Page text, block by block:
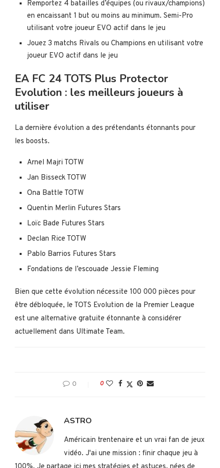
Remportez 4 batailles d’équipes (ou rivaux/champions)
en encaissant 1 but ou moins au minimum. Semi-Pro
utilisant votre joueur EVO actif dans le jeu
Jouez 3 matchs Rivals ou Champions en utilisant votre
joueur EVO actif dans le jeu
EA FC 24 TOTS Plus Protector
Evolution : les meilleurs joueurs à
utiliser
La dernière évolution a des prétendants étonnants pour
les boosts.
Arnel Majri TOTW
Jan Bisseck TOTW
Ona Battle TOTW
Quentin Merlin Futures Stars
Loïc Bade Futures Stars
Declan Rice TOTW
Pablo Barrios Futures Stars
Fondations de l’escouade Jessie Fleming
Bien que cette évolution nécessite 100 000 pièces pour
être débloquée, le TOTS Evolution de la Premier League
est une alternative gratuite étonnante à considérer
actuellement dans Ultimate Team.
0 0
ASTRO
Américain trentenaire et un vrai fan de jeux
vidéo. J'ai une mission : finir chaque jeu à